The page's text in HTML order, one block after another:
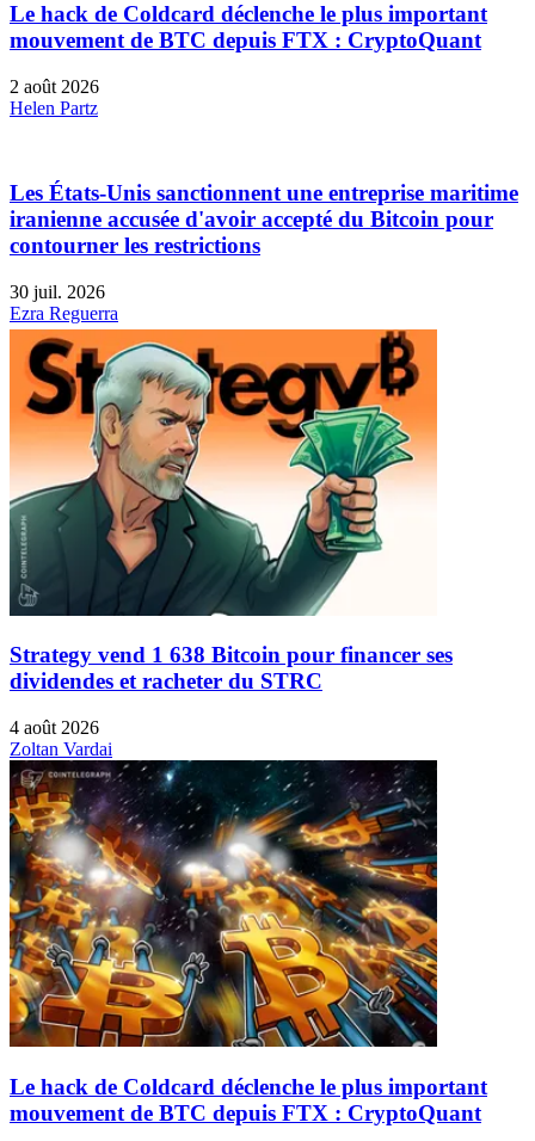
Le hack de Coldcard déclenche le plus important
mouvement de BTC depuis FTX : CryptoQuant
2 août 2026
Helen Partz
Les États-Unis sanctionnent une entreprise maritime
iranienne accusée d'avoir accepté du Bitcoin pour
contourner les restrictions
30 juil. 2026
Ezra Reguerra
Strategy vend 1 638 Bitcoin pour financer ses
dividendes et racheter du STRC
4 août 2026
Zoltan Vardai
Le hack de Coldcard déclenche le plus important
mouvement de BTC depuis FTX : CryptoQuant